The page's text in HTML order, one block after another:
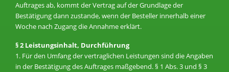
Auftrages ab, kommt der Vertrag auf der Grundlage der
Bestätigung dann zustande, wenn der Besteller innerhalb einer
Woche nach Zugang die Annahme erklärt.
§ 2 Leistungsinhalt, Durchführung
1. Für den Umfang der vertraglichen Leistungen sind die Angaben
in der Bestätigung des Auftrages maßgebend. § 1 Abs. 3 und § 3